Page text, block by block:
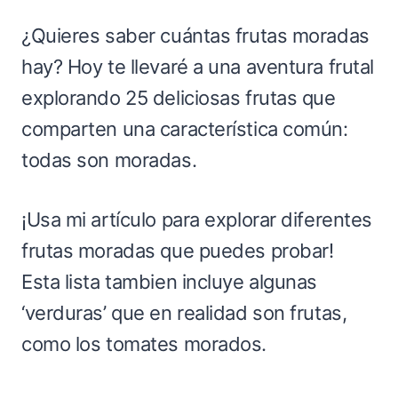
¿Quieres saber cuántas frutas moradas
hay? Hoy te llevaré a una aventura frutal
explorando 25 deliciosas frutas que
comparten una característica común:
todas son moradas.
¡Usa mi artículo para explorar diferentes
frutas moradas que puedes probar!
Esta lista tambien incluye algunas
‘verduras’ que en realidad son frutas,
como los tomates morados.